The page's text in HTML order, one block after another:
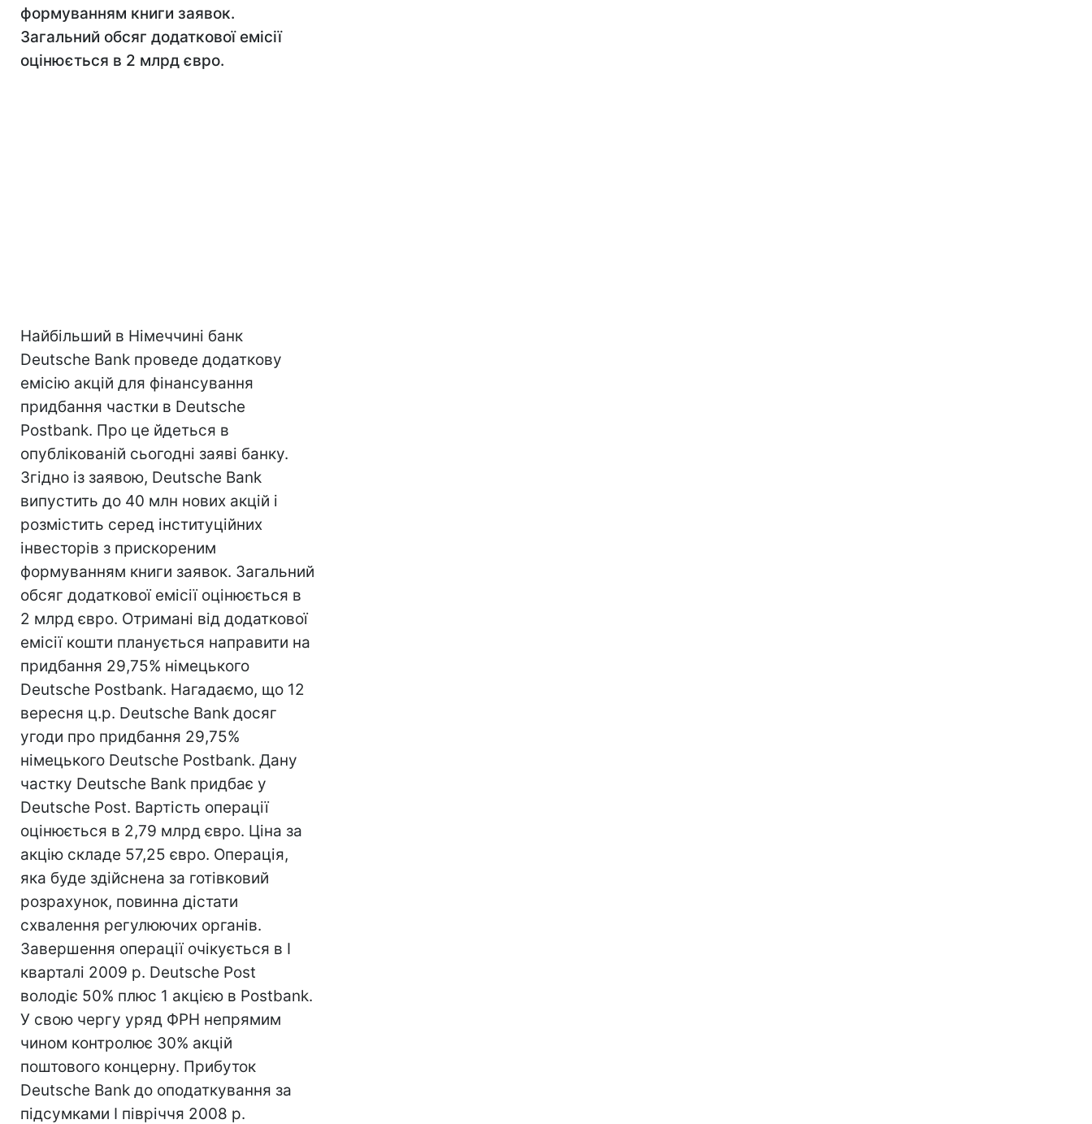
формуванням книги заявок.
Загальний обсяг додаткової емісії
оцінюється в 2 млрд євро.
Найбільший в Німеччині банк
Deutsche Bank проведе додаткову
емісію акцій для фінансування
придбання частки в Deutsche
Postbank. Про це йдеться в
опублікованій сьогодні заяві банку.
Згідно із заявою, Deutsche Bank
випустить до 40 млн нових акцій і
розмістить серед інституційних
інвесторів з прискореним
формуванням книги заявок. Загальний
обсяг додаткової емісії оцінюється в
2 млрд євро. Отримані від додаткової
емісії кошти планується направити на
придбання 29,75% німецького
Deutsche Postbank. Нагадаємо, що 12
вересня ц.р. Deutsche Bank досяг
угоди про придбання 29,75%
німецького Deutsche Postbank. Дану
частку Deutsche Bank придбає у
Deutsche Post. Вартість операції
оцінюється в 2,79 млрд євро. Ціна за
акцію складе 57,25 євро. Операція,
яка буде здійснена за готівковий
розрахунок, повинна дістати
схвалення регулюючих органів.
Завершення операції очікується в I
кварталі 2009 р. Deutsche Post
володіє 50% плюс 1 акцією в Postbank.
У свою чергу уряд ФРН непрямим
чином контролює 30% акцій
поштового концерну. Прибуток
Deutsche Bank до оподаткування за
підсумками I півріччя 2008 р.